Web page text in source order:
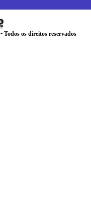
Todos os direitos reservados